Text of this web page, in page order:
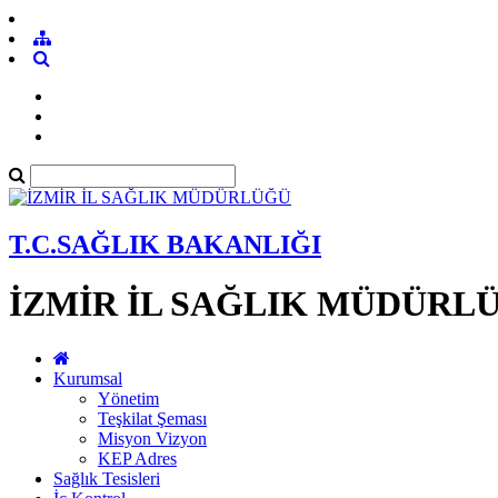
T.C.SAĞLIK BAKANLIĞI
İZMİR İL SAĞLIK
Kurumsal
Yönetim
Teşkilat Şeması
Misyon Vizyon
KEP Adres
Sağlık Tesisleri